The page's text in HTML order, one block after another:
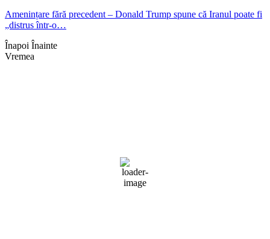
Amenințare fără precedent – Donald Trump spune că Iranul poate fi
„distrus într-o…
Înapoi Înainte
Vremea
69 %
1014 mb
1 mph
Rafală vânturi: